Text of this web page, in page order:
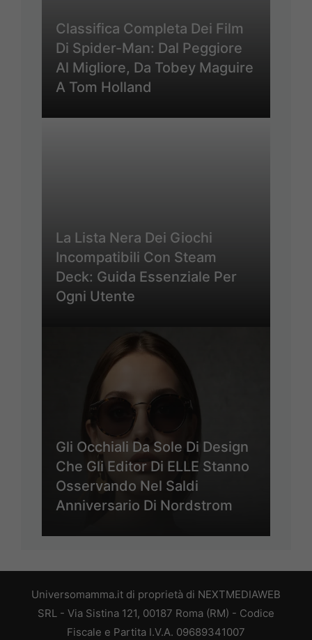
Classifica Completa Dei Film
Di Spider-Man: Dal Peggiore
Al Migliore, Da Tobey Maguire
A Tom Holland
La Lista Nera Dei Giochi
Incompatibili Con Steam
Deck: Guida Essenziale Per
Ogni Utente
Gli Occhiali Da Sole Di Design
Che Gli Editor Di ELLE Stanno
Osservando Nel Saldi
Anniversario Di Nordstrom
Universomamma.it di proprietà di NEXTMEDIAWEB
SRL - Via Sistina 121, 00187 Roma (RM) - Codice
Fiscale e Partita I.V.A. 09689341007